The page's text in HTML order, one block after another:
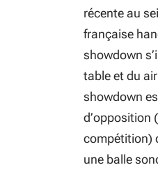
récente au
française
showdown
table et du
showdown
d’opposition
compétition)
une balle